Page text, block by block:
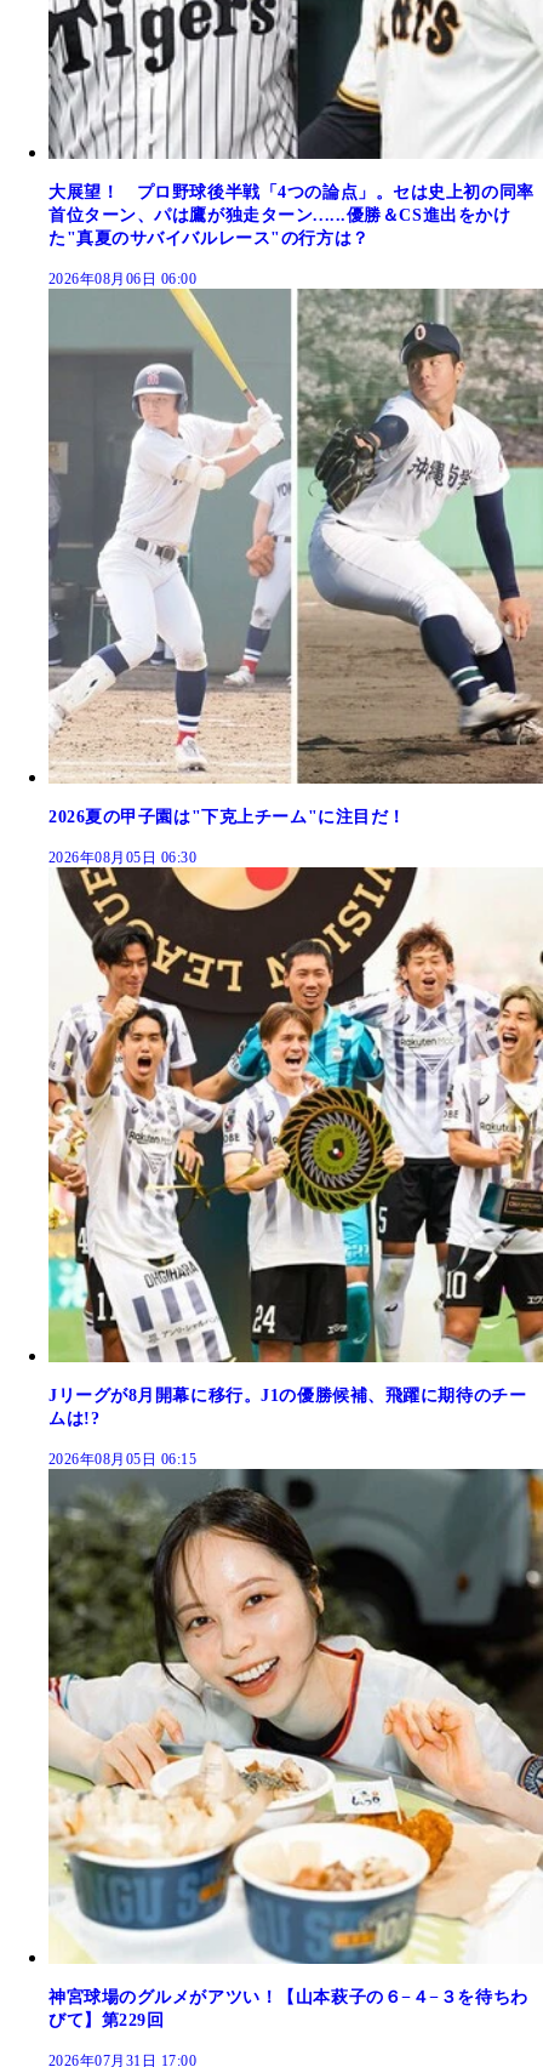
大展望！ プロ野球後半戦「4つの論点」。セは史上初の同率
首位ターン、パは鷹が独走ターン......優勝＆CS進出をかけ
た"真夏のサバイバルレース"の行方は？
2026年08月06日 06:00
2026夏の甲子園は"下克上チーム"に注目だ！
2026年08月05日 06:30
Jリーグが8月開幕に移行。J1の優勝候補、飛躍に期待のチー
ムは!?
2026年08月05日 06:15
神宮球場のグルメがアツい！【山本萩子の６−４−３を待ちわ
びて】第229回
2026年07月31日 17:00